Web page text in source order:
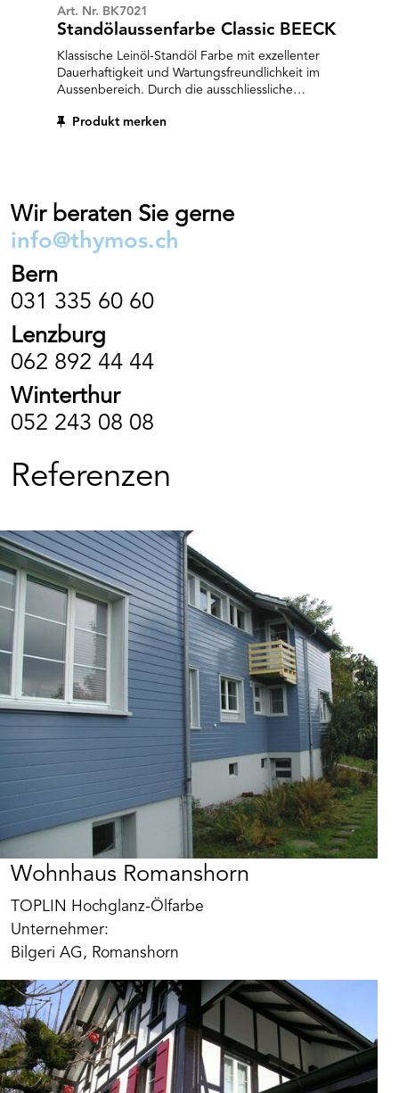
Art. Nr. BK7021
Standölaussenfarbe Classic BEECK
Klassische Leinöl-Standöl Farbe mit exzellenter
Dauerhaftigkeit und Wartungsfreundlichkeit im
Aussenbereich. Durch die ausschliessliche
Mineralpigmenten und Eisenoxiden kann eine
Werksvolltönen ergibt, von Hand ausmischbar.
Produkt merken
Wir beraten Sie gerne
info@thymos.ch
Bern
031 335 60 60
Lenzburg
062 892 44 44
Winterthur
052 243 08 08
Referenzen
Wohnhaus Romanshorn
TOPLIN Hochglanz-Ölfarbe
Unternehmer:
Bilgeri AG, Romanshorn